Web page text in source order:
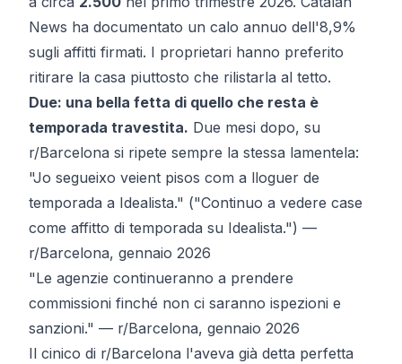
News ha documentato un calo annuo dell'8,9%
sugli affitti firmati. I proprietari hanno preferito
ritirare la casa piuttosto che rilistarla al tetto.
Due: una bella fetta di quello che resta è
temporada travestita. Due mesi dopo, su
r/Barcelona si ripete sempre la stessa lamentela:
"Jo segueixo veient pisos com a lloguer de
temporada a Idealista." ("Continuo a vedere case
come affitto di temporada su Idealista.") —
r/Barcelona, gennaio 2026
"Le agenzie continueranno a prendere
commissioni finché non ci saranno ispezioni e
sanzioni." — r/Barcelona, gennaio 2026
Il cinico di r/Barcelona l'aveva già detta perfetta